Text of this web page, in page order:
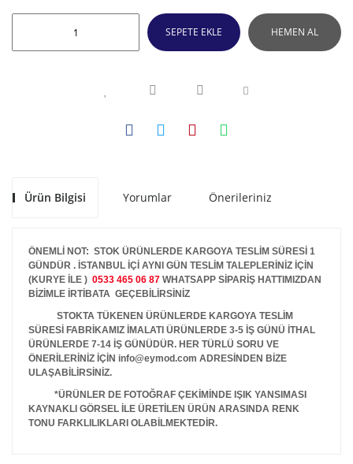
SEPETE EKLE HEMEN AL
Ürün Bilgisi Yorumlar Önerileriniz
ÖNEMLİ NOT: STOK ÜRÜNLERDE KARGOYA TESLİM SÜRESİ 1
GÜNDÜR . İSTANBUL İÇİ AYNI GÜN TESLİM TALEPLERİNİZ İÇİN
(KURYE İLE ) 0533 465 06 87 WHATSAPP SİPARİŞ HATTIMIZDAN
BİZİMLE İRTİBATA GEÇEBİLİRSİNİZ
STOKTA TÜKENEN ÜRÜNLERDE KARGOYA TESLİM
SÜRESİ FABRİKAMIZ İMALATI ÜRÜNLERDE 3-5 İŞ GÜNÜ İTHAL
ÜRÜNLERDE 7-14 İŞ GÜNÜDÜR. HER TÜRLÜ SORU VE
ÖNERİLERİNİZ İÇİN info@eymod.com ADRESİNDEN BİZE
ULAŞABİLİRSİNİZ.
*ÜRÜNLER DE FOTOĞRAF ÇEKİMİNDE IŞIK YANSIMASI
KAYNAKLI GÖRSEL İLE ÜRETİLEN ÜRÜN ARASINDA RENK
TONU FARKLILIKLARI OLABİLMEKTEDİR.